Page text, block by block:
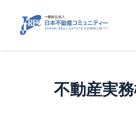
不動産実